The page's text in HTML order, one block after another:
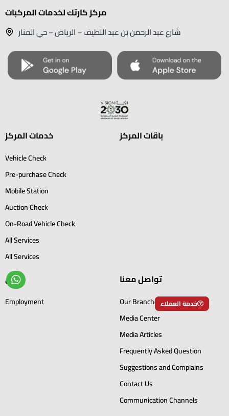
خدمة العملاء
مركز كارتك لخدمات المركبات
شارع عبد الرحمن بن عبد اللطيف – الرياض – حي المنار
خدمات المركز
Vehicle Check
Pre-purchase Check
Mobile Station
Auction Check
On-Road Vehicle Check
All Services
All Services
باقات المركز
أخرى
Employment
تواصل معنا
Our Branches
Media Center
Media Articles
Frequently Asked Question
Suggestions and Complains
Contact Us
Communication Channels